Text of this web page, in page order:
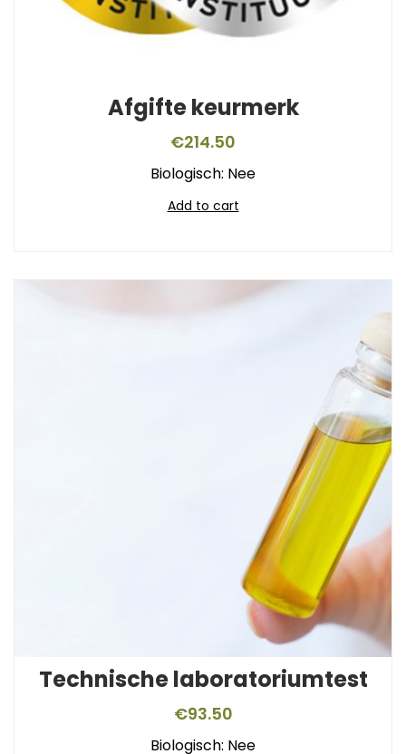
Afgifte keurmerk
€214.50
Biologisch: Nee
Add to cart
Technische laboratoriumtest
€93.50
Biologisch: Nee